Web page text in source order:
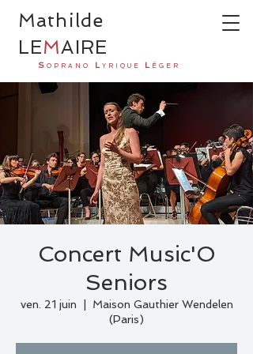
Mathilde
LEMAIRE
S OPRANO L YRIQUE L ÉGER
Concert Music'O
Seniors
ven. 21 juin
Maison Gauthier Wendelen
(Paris)